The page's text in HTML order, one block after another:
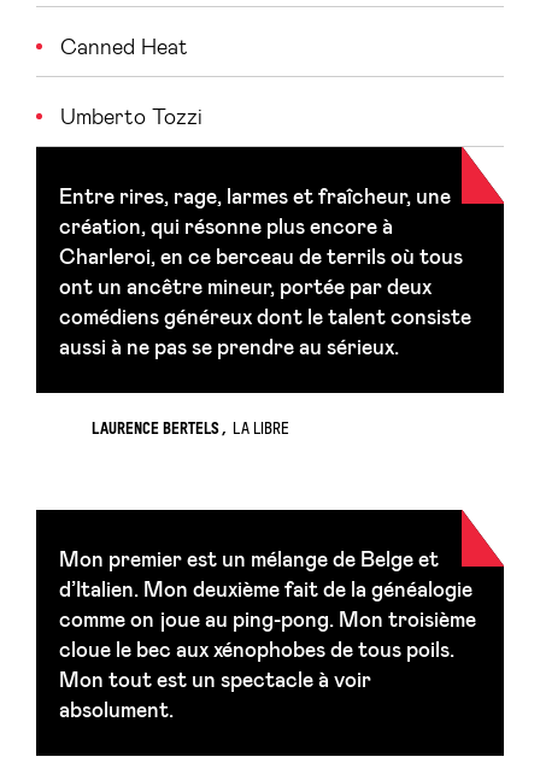
Canned Heat
Umberto Tozzi
Entre rires, rage, larmes et fraîcheur, une
création, qui résonne plus encore à
Charleroi, en ce berceau de terrils où tous
ont un ancêtre mineur, portée par deux
comédiens généreux dont le talent consiste
aussi à ne pas se prendre au sérieux.
LAURENCE BERTELS LA LIBRE
Mon premier est un mélange de Belge et
d’Italien. Mon deuxième fait de la généalogie
comme on joue au ping-pong. Mon troisième
cloue le bec aux xénophobes de tous poils.
Mon tout est un spectacle à voir
absolument.